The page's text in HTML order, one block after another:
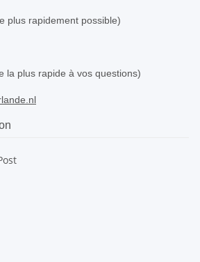
plus rapidement possible)
la plus rapide à vos questions)